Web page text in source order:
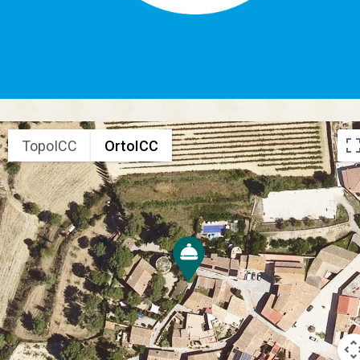
TopoICC OrtoICC